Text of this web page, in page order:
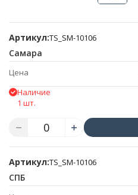
Артикул:TS_SM-10106
Самара
Цена
Наличие
1 шт.
Артикул:TS_SM-10106
СПБ